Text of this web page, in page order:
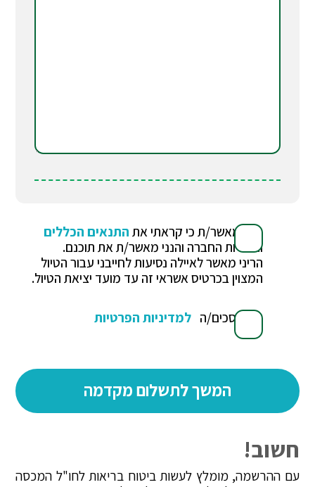
הנני מאשר/ת כי קראתי את התנאים הכללים
ואחריות החברה והנני מאשר/ת את תוכנם.
הריני מאשר לאיילה נסיעות לחייבני עבור הטיול
המצוין בכרטיס אשראי זה עד מועד יציאת הטיול.
אני מסכים/ה למדיניות הפרטיות
חשוב!
עם ההרשמה, מומלץ לעשות ביטוח בריאות לחו"ל המכסה